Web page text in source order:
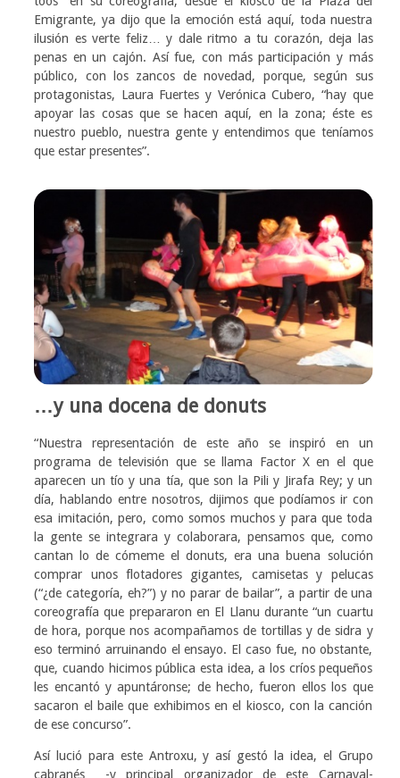
Emigrante, ya dijo que la emoción está aquí, toda nuestra
ilusión es verte feliz… y dale ritmo a tu corazón, deja las
penas en un cajón. Así fue, con más participación y más
público, con los zancos de novedad, porque, según sus
protagonistas, Laura Fuertes y Verónica Cubero, “hay que
apoyar las cosas que se hacen aquí, en la zona; éste es
nuestro pueblo, nuestra gente y entendimos que teníamos
que estar presentes”.
…y una docena de donuts
“Nuestra representación de este año se inspiró en un
programa de televisión que se llama Factor X en el que
aparecen un tío y una tía, que son la Pili y Jirafa Rey; y un
día, hablando entre nosotros, dijimos que podíamos ir con
esa imitación, pero, como somos muchos y para que toda
la gente se integrara y colaborara, pensamos que, como
cantan lo de cómeme el donuts, era una buena solución
comprar unos flotadores gigantes, camisetas y pelucas
(“¿de categoría, eh?”) y no parar de bailar”, a partir de una
coreografía que prepararon en El Llanu durante “un cuartu
de hora, porque nos acompañamos de tortillas y de sidra y
eso terminó arruinando el ensayo. El caso fue, no obstante,
que, cuando hicimos pública esta idea, a los críos pequeños
les encantó y apuntáronse; de hecho, fueron ellos los que
sacaron el baile que exhibimos en el kiosco, con la canción
de ese concurso”.
Así lució para este Antroxu, y así gestó la idea, el Grupo
cabranés -y principal organizador de este Carnaval-